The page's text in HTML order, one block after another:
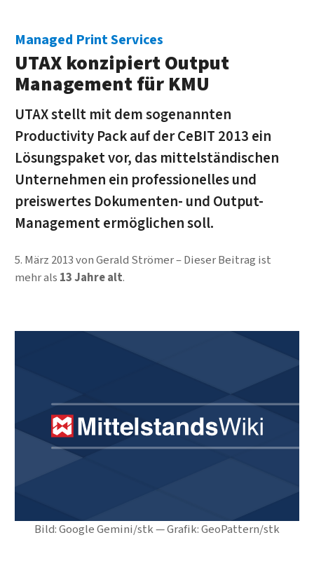
Bild: Google Gemini/stk — Grafik: GeoPattern/stk
Managed Print Services
UTAX konzipiert Output
Management für KMU
UTAX stellt mit dem sogenannten
Productivity Pack auf der CeBIT 2013 ein
Lösungspaket vor, das mittelständischen
Unternehmen ein professionelles und
preiswertes Dokumenten- und Output-
Management ermöglichen soll.
5. März 2013vonGerald Strömer
Dieser Beitrag ist
mehr als 13 Jahre alt.